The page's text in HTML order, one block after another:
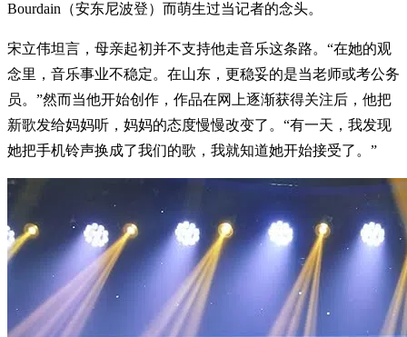
Bourdain（安东尼波登）而萌生过当记者的念头。
宋立伟坦言，母亲起初并不支持他走音乐这条路。“在她的观
念里，音乐事业不稳定。在山东，更稳妥的是当老师或考公务
员。”然而当他开始创作，作品在网上逐渐获得关注后，他把
新歌发给妈妈听，妈妈的态度慢慢改变了。“有一天，我发现
她把手机铃声换成了我们的歌，我就知道她开始接受了。”